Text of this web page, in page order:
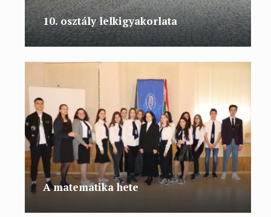
10. osztály lelkigyakorlata
A matematika hete